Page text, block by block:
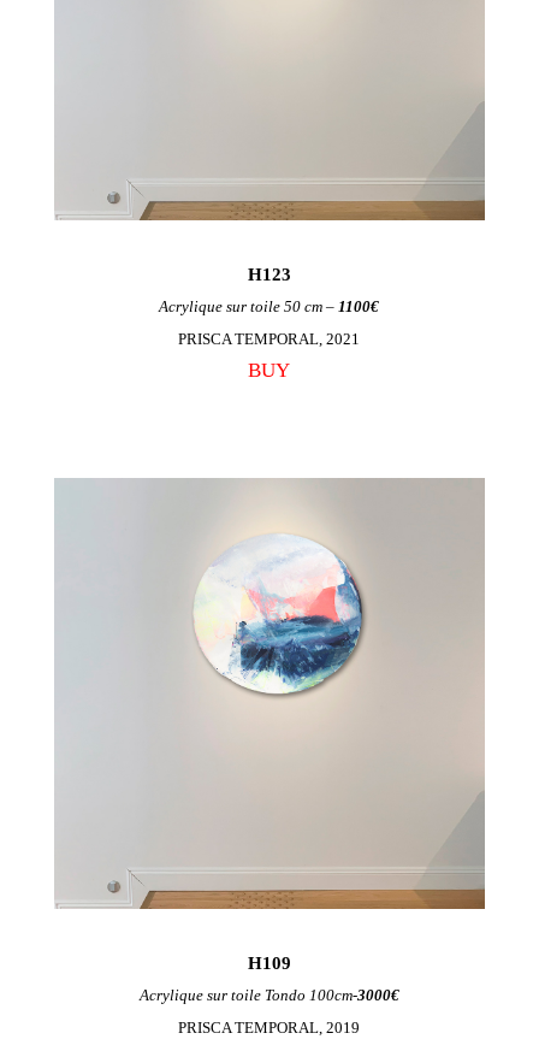
H123
Acrylique sur toile 50 cm – 1100€
PRISCA TEMPORAL, 2021
BUY
H109
Acrylique sur toile Tondo 100cm-3000€
PRISCA TEMPORAL, 2019